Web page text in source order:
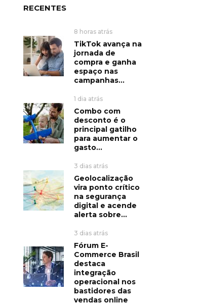
RECENTES
8 horas atrás
TikTok avança na
jornada de
compra e ganha
espaço nas
campanhas...
1 dia atrás
Combo com
desconto é o
principal gatilho
para aumentar o
gasto...
3 dias atrás
Geolocalização
vira ponto crítico
na segurança
digital e acende
alerta sobre...
3 dias atrás
Fórum E-
Commerce Brasil
destaca
integração
operacional nos
bastidores das
vendas online